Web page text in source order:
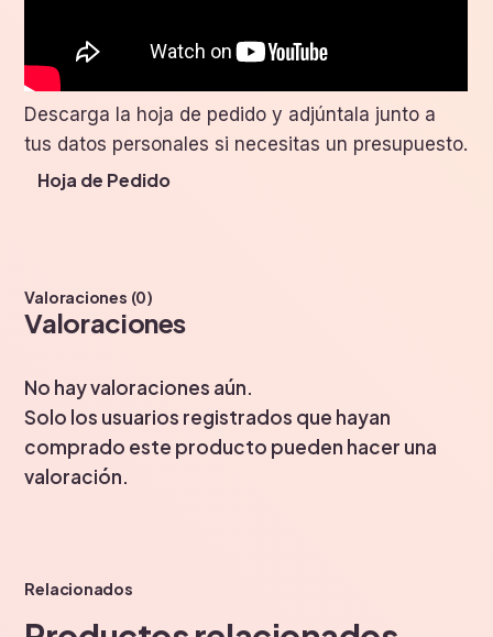
Descarga la hoja de pedido y adjúntala junto a
tus datos personales si necesitas un presupuesto.
Hoja de Pedido
Valoraciones (0)
Valoraciones
No hay valoraciones aún.
Solo los usuarios registrados que hayan
comprado este producto pueden hacer una
valoración.
Relacionados